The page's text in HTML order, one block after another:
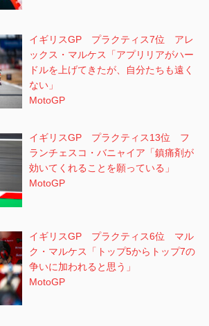
イギリスGP プラクティス7位 アレ
ックス・マルケス「アプリリアがハー
ドルを上げてきたが、自分たちも遠く
ない」
MotoGP
イギリスGP プラクティス13位 フ
ランチェスコ・バニャイア「鎮痛剤が
効いてくれることを願っている」
MotoGP
イギリスGP プラクティス6位 マル
ク・マルケス「トップ5からトップ7の
争いに加われると思う」
MotoGP